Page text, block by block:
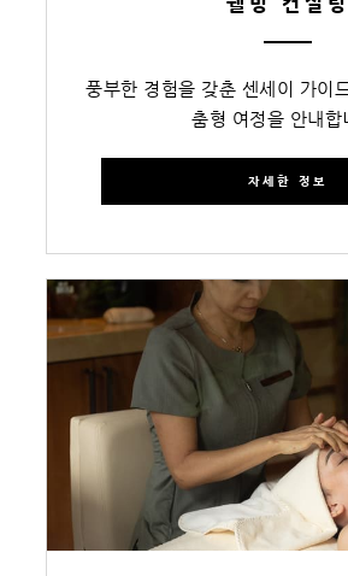
풍부한 경험을 갖춘 센세이 가이
춤형 여정을 안내합
자세한 정보